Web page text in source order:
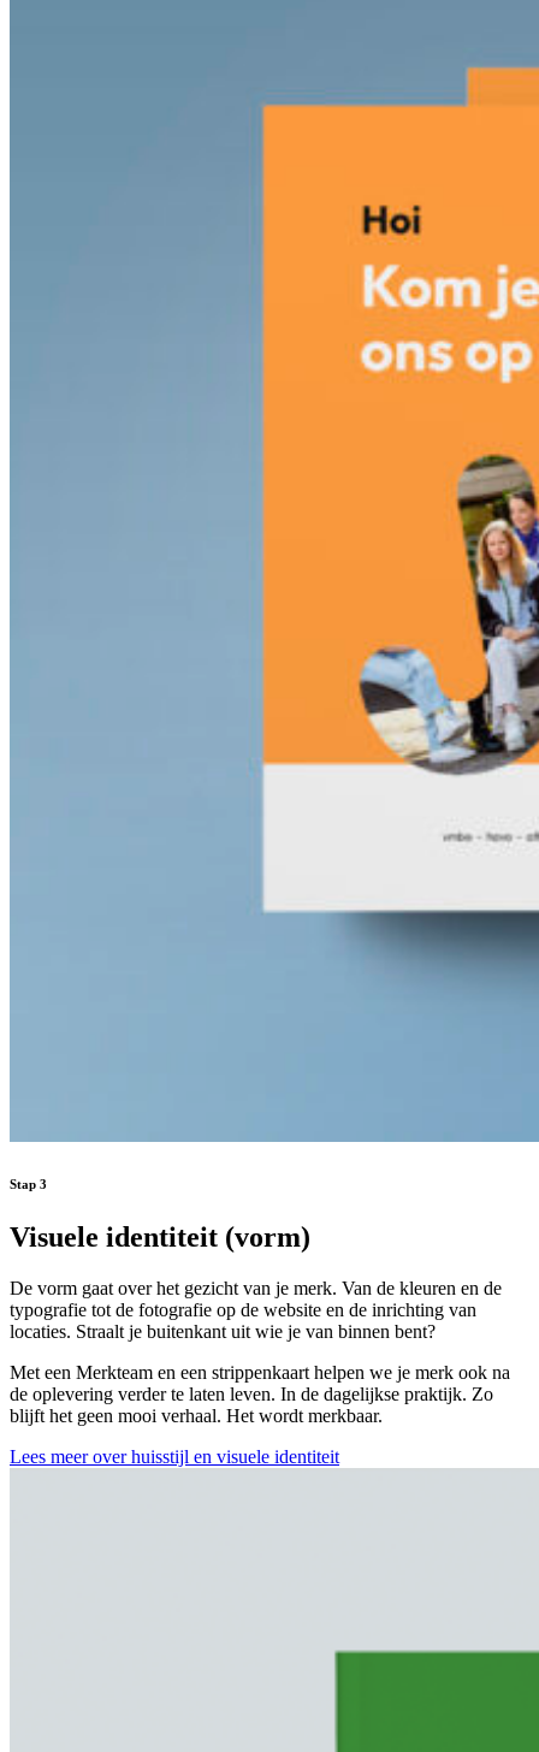
Stap 3
Visuele identiteit (vorm)
De vorm gaat over het gezicht van je merk. Van de kleuren en de
typografie tot de fotografie op de website en de inrichting van
locaties. Straalt je buitenkant uit wie je van binnen bent?
Met een Merkteam en een strippenkaart helpen we je merk ook na
de oplevering verder te laten leven. In de dagelijkse praktijk. Zo
blijft het geen mooi verhaal. Het wordt merkbaar.
Lees meer over huisstijl en visuele identiteit